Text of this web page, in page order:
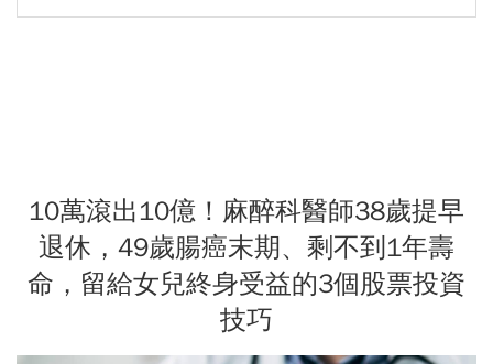
10萬滾出10億！麻醉科醫師38歲提早
退休，49歲腸癌末期、剩不到1年壽
命，留給女兒終身受益的3個股票投資
技巧